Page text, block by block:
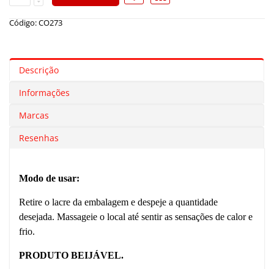
Código: CO273
Descrição
Informações
Marcas
Resenhas
Modo de usar:
Retire o lacre da embalagem e despeje a quantidade
desejada. Massageie o local até sentir as sensações de calor e
frio.
PRODUTO BEIJÁVEL.